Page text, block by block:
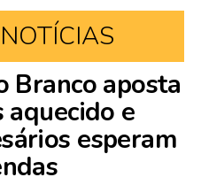
Branco aposta
aquecido e
esperam